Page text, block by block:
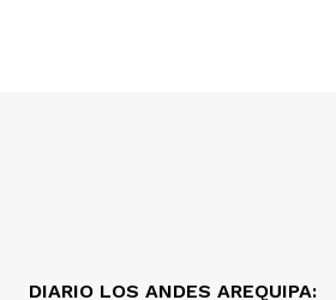
DIARIO LOS ANDES AREQUIPA: